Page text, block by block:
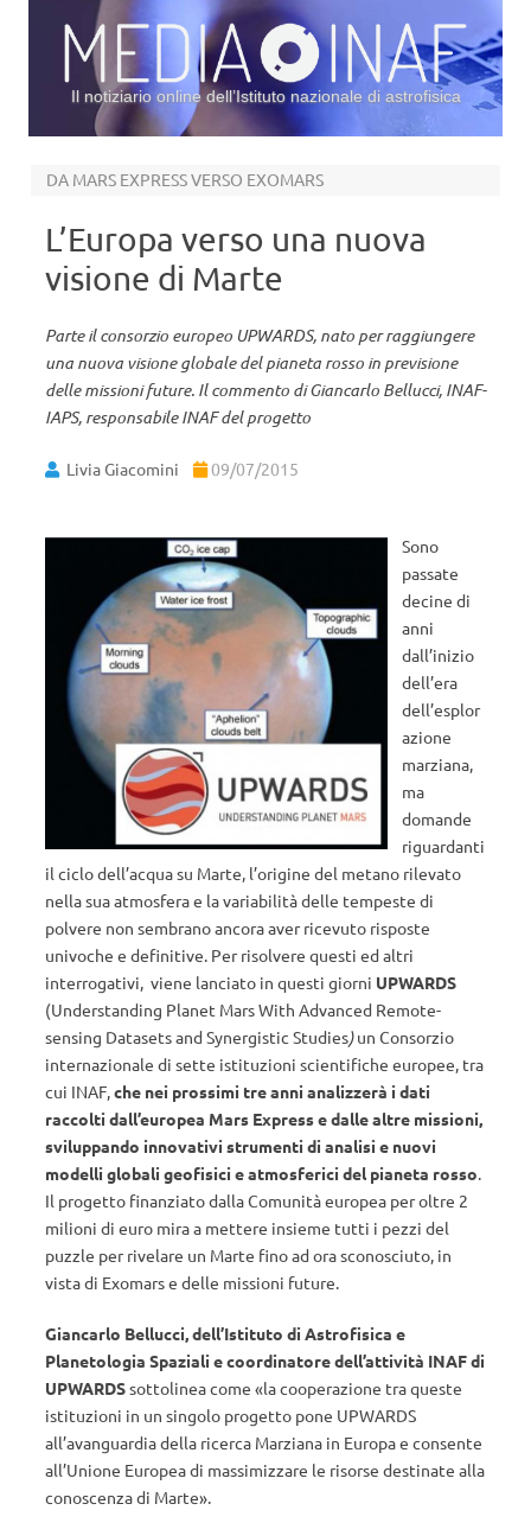
Il notiziario online dell’Istituto nazionale di astrofisica
DA MARS EXPRESS VERSO EXOMARS
L’Europa verso una nuova
visione di Marte
Parte il consorzio europeo UPWARDS, nato per raggiungere
una nuova visione globale del pianeta rosso in previsione
delle missioni future. Il commento di Giancarlo Bellucci, INAF-
IAPS, responsabile INAF del progetto
Livia Giacomini 09/07/2015
Sono
passate
decine di
anni
dall’inizio
dell’era
dell’esplor
azione
marziana,
ma
domande
riguardanti
il ciclo dell’acqua su Marte, l’origine del metano rilevato
nella sua atmosfera e la variabilità delle tempeste di
polvere non sembrano ancora aver ricevuto risposte
univoche e definitive. Per risolvere questi ed altri
interrogativi, viene lanciato in questi giorni UPWARDS
(Understanding Planet Mars With Advanced Remote-
sensing Datasets and Synergistic Studies)un Consorzio
internazionale di sette istituzioni scientifiche europee, tra
cui INAF,che nei prossimi tre anni analizzerà i dati
raccolti dall’europea Mars Express e dalle altre missioni,
sviluppando innovativi strumenti di analisi e nuovi
modelli globali geofisici e atmosferici del pianeta rosso.
Il progetto finanziato dalla Comunità europea per oltre 2
milioni di euro mira a mettere insieme tutti i pezzi del
puzzle per rivelare un Marte fino ad ora sconosciuto, in
vista di Exomars e delle missioni future.
Giancarlo Bellucci, dell’Istituto di Astrofisica e
Planetologia Spaziali e coordinatore dell’attività INAF di
UPWARDSsottolinea come «la cooperazione tra queste
istituzioni in un singolo progetto pone UPWARDS
all’avanguardia della ricerca Marziana in Europa e consente
all’Unione Europea di massimizzare le risorse destinate alla
conoscenza di Marte».